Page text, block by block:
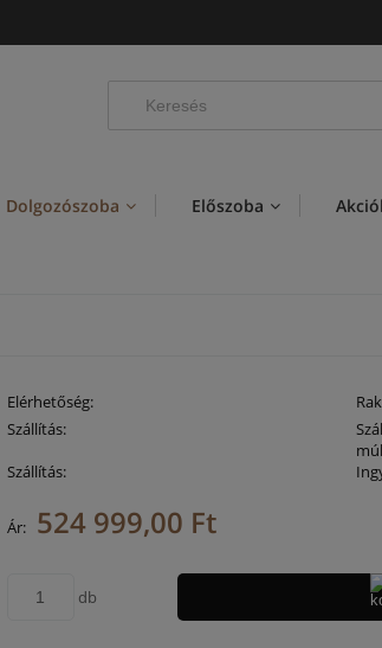
Dolgozószoba Előszoba
Elérhetőség:
Szállítás:
Szállítás:
Az ár nem tartalmazza az esetleges
Ár: 524 999,00 Ft
db